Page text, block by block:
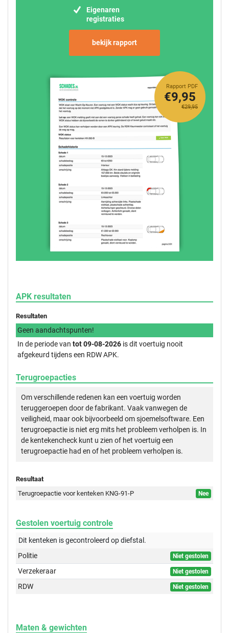
Eigenaren
registraties
bekijk rapport
Rapport PDF
€29,95
€9,95
APK resultaten
Resultaten
Geen aandachtspunten!
In de periode van tot 09-08-2026 is dit voertuig nooit
afgekeurd tijdens een RDW APK.
Terugroepacties
Om verschillende redenen kan een voertuig worden
teruggeroepen door de fabrikant. Vaak vanwegen de
veiligheid, maar ook bijvoorbeeld om sjoemelsoftware. Een
terugroepactie is niet erg mits het probleem verholpen is. In
de kentekencheck kunt u zien of het voertuig een
terugroepactie had en of het probleem verholpen is.
Resultaat
Terugroepactie voor kenteken KNG-91-P
Nee
Gestolen voertuig controle
Dit kenteken is gecontroleerd opdiefstal.
Politie
Niet gestolen
Verzekeraar Niet gestolen
RDW Niet gestolen
Maten & gewichten